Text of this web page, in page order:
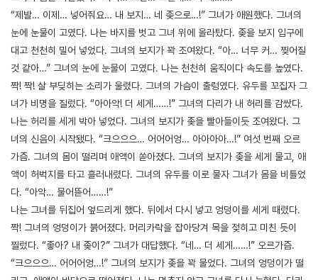
“제발… 이제… 넣어줘요… 내 보지… 네 좆으로…!” 그녀가 애원했다. 그녀의
눈에 눈물이 고였다. 나는 바지를 벗고 그녀 위에 올라탔다. 좆을 보지 입구에
대고 천천히 밀어 넣었다. 그녀의 보지가 꽉 조여왔다. “아… 너무 커… 찢어질
것 같아…” 그녀의 눈에 눈물이 고였다. 나는 천천히 움직이다 속도를 높였다.
짝! 짝! 살 부딪히는 소리가 울렸다. 그녀의 가슴이 출렁였다. 유두를 꼬집자 그
녀가 비명을 질렀다. “아아악! 더 세게……!” 그녀의 다리가 내 허리를 감쌌다.
나는 허리를 세게 박아 넣었다. 그녀의 보지가 좆을 빨아들이듯 조여왔다. 그
녀의 신음이 시작됐다. “크으으으… 어어어엉… 아아아아…!” 여섯 번째 오르
가즘. 그녀의 몸이 떨리며 애액이 쏟아졌다. 그녀의 보지가 좆을 세게 물고, 애
액이 허벅지를 타고 흘러내렸다. 그녀의 유두를 이로 물자 그녀가 몸을 비틀었
다. “아악… 물어뜯어……!”
나는 그녀를 뒤집어 엎드리게 했다. 뒤에서 다시 넣고 엉덩이를 세게 때렸다.
짝! 그녀의 엉덩이가 붉어졌다. 머리카락을 잡아당겨 목을 젖히고 미친 듯이
찔렀다. “좋아? 내 좆이?” 그녀가 대답했다. “네… 더 세게……!” 오르가즘.
“크으으으… 어어어엉…!” 그녀의 보지가 좆을 꽉 물었다. 그녀의 엉덩이가 떨